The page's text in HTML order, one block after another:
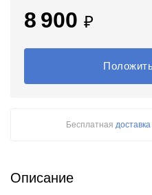
8 900 ₽
Бесплатная доставка
Описание